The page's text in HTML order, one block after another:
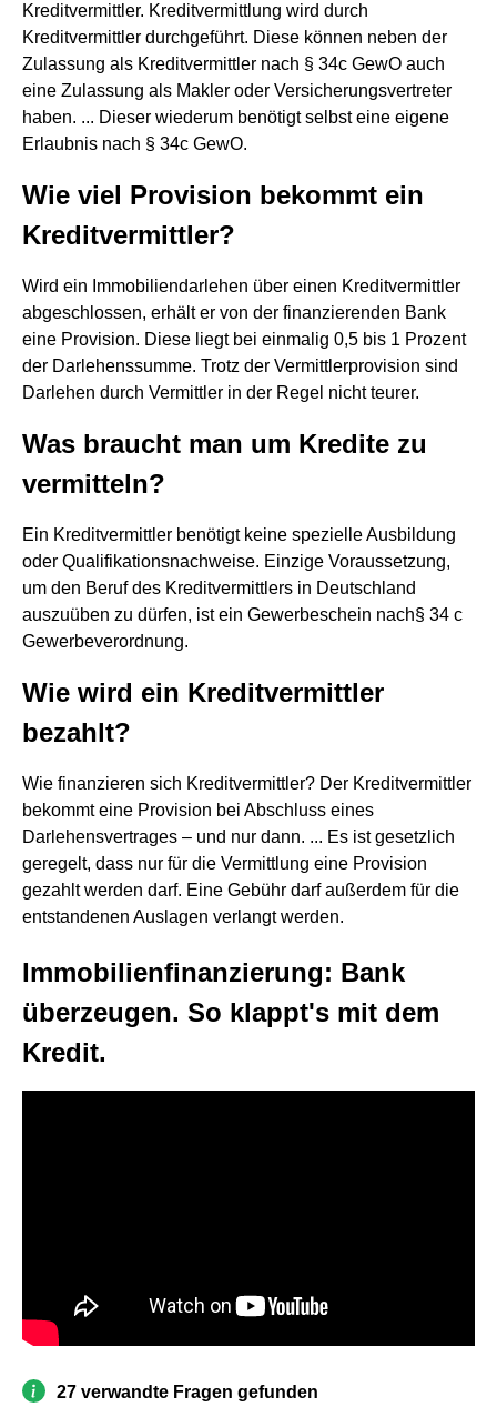
Kreditvermittler. Kreditvermittlung wird durch
Kreditvermittler durchgeführt. Diese können neben der
Zulassung als Kreditvermittler nach § 34c GewO auch
eine Zulassung als Makler oder Versicherungsvertreter
haben. ... Dieser wiederum benötigt selbst eine eigene
Erlaubnis nach § 34c GewO.
Wie viel Provision bekommt ein
Kreditvermittler?
Wird ein Immobiliendarlehen über einen Kreditvermittler
abgeschlossen, erhält er von der finanzierenden Bank
eine Provision. Diese liegt bei einmalig 0,5 bis 1 Prozent
der Darlehenssumme. Trotz der Vermittlerprovision sind
Darlehen durch Vermittler in der Regel nicht teurer.
Was braucht man um Kredite zu
vermitteln?
Ein Kreditvermittler benötigt keine spezielle Ausbildung
oder Qualifikationsnachweise. Einzige Voraussetzung,
um den Beruf des Kreditvermittlers in Deutschland
auszuüben zu dürfen, ist ein Gewerbeschein nach§ 34 c
Gewerbeverordnung.
Wie wird ein Kreditvermittler
bezahlt?
Wie finanzieren sich Kreditvermittler? Der Kreditvermittler
bekommt eine Provision bei Abschluss eines
Darlehensvertrages – und nur dann. ... Es ist gesetzlich
geregelt, dass nur für die Vermittlung eine Provision
gezahlt werden darf. Eine Gebühr darf außerdem für die
entstandenen Auslagen verlangt werden.
Immobilienfinanzierung: Bank
überzeugen. So klappt's mit dem
Kredit.
27 verwandte Fragen gefunden